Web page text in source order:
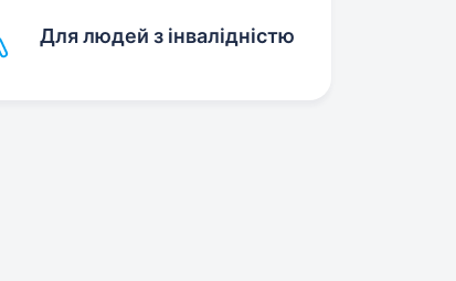
Для людей з інвалідністю